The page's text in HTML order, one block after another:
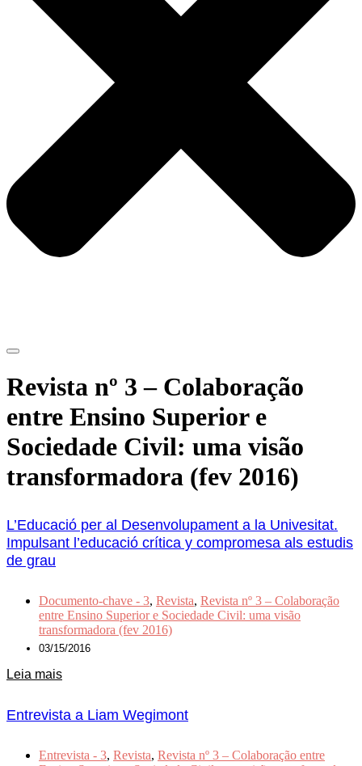
Revista nº 3 – Colaboração
entre Ensino Superior e
Sociedade Civil: uma visão
transformadora (fev 2016)
L’Educació per al Desenvolupament a la Univesitat.
Impulsant l’educació crítica y compromesa als estudis
de grau
Documento-chave - 3, Revista, Revista nº 3 – Colaboração
entre Ensino Superior e Sociedade Civil: uma visão
transformadora (fev 2016)
03/15/2016
Leia mais
Entrevista a Liam Wegimont
Entrevista - 3, Revista, Revista nº 3 – Colaboração entre